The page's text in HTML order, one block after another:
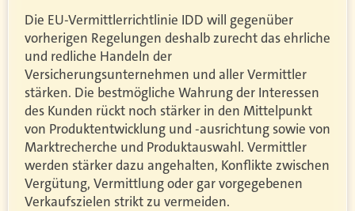
Die EU-Vermittlerrichtlinie IDD will gegenüber
vorherigen Regelungen deshalb zurecht das ehrliche
und redliche Handeln der
Versicherungsunternehmen und aller Vermittler
stärken. Die bestmögliche Wahrung der Interessen
des Kunden rückt noch stärker in den Mittelpunkt
von Produktentwicklung und -ausrichtung sowie von
Marktrecherche und Produktauswahl. Vermittler
werden stärker dazu angehalten, Konflikte zwischen
Vergütung, Vermittlung oder gar vorgegebenen
Verkaufszielen strikt zu vermeiden.